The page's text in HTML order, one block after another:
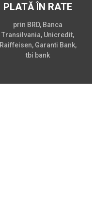
PLATĂ ÎN RATE
prin BRD, Banca
Transilvania, Unicredit,
Raiffeisen, Garanti Bank,
tbi bank